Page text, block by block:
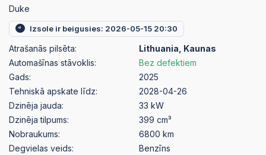
Duke
Izsole ir beigusies: 2026-05-15 20:30
Atrašanās pilsēta:
Lithuania, Kaunas
Automašīnas stāvoklis:
Bez defektiem
Gads:
2025
Tehniskā apskate līdz:
2028-04-26
Dzinēja jauda:
33 kW
Dzinēja tilpums:
399 cm³
Nobraukums:
6800 km
Degvielas veids:
Benzīns